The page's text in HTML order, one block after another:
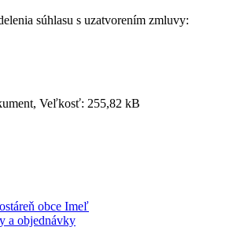
súhlasu s uzatvorením zmluvy:
Veľkosť: 255,82 kB
obce Imeľ
a objednávky